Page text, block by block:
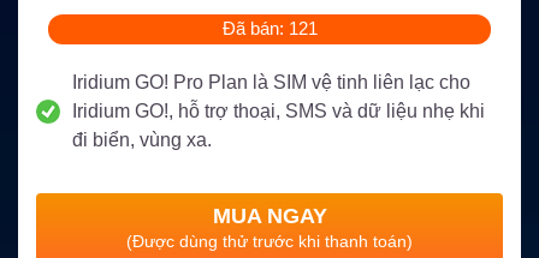
Đã bán: 121
Iridium GO! Pro Plan là SIM vệ tinh liên lạc cho
Iridium GO!, hỗ trợ thoại, SMS và dữ liệu nhẹ khi
đi biển, vùng xa.
MUA NGAY
(Được dùng thử trước khi thanh toán)